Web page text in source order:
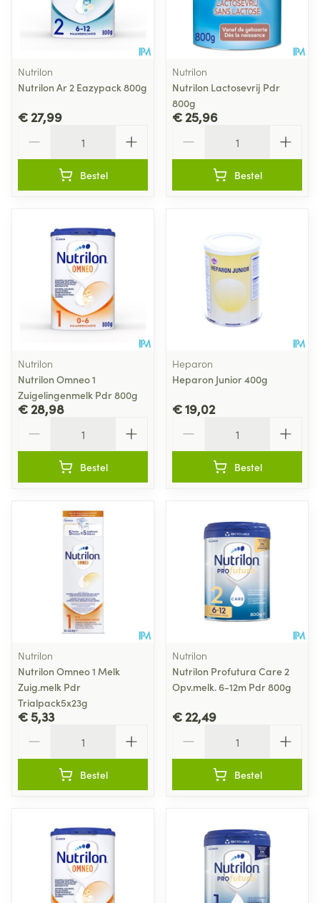
Nutrilon
Nutrilon Ar 2 Eazypack 800g
€ 27,99
Bestel
Nutrilon
Nutrilon Lactosevrij Pdr
800g
€ 25,96
Bestel
Nutrilon
Nutrilon Omneo 1
Zuigelingenmelk Pdr 800g
€ 28,98
Bestel
Heparon
Heparon Junior 400g
€ 19,02
Bestel
Nutrilon
Nutrilon Omneo 1 Melk
Zuig.melk Pdr
Trialpack5x23g
€ 5,33
Bestel
Nutrilon
Nutrilon Profutura Care 2
Opv.melk. 6-12m Pdr 800g
€ 22,49
Bestel